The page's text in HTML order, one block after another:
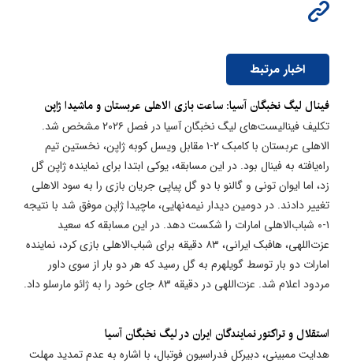
اخبار مرتبط
فینال لیگ نخبگان آسیا: ساعت بازی الاهلی عربستان و ماشیدا ژاپن
تکلیف فینالیست‌های لیگ نخبگان آسیا در فصل ۲۰۲۶ مشخص شد.
الاهلی عربستان با کامبک ۲-۱ مقابل ویسل کوبه ژاپن، نخستین تیم
راه‌یافته به فینال بود. در این مسابقه، یوکی ابتدا برای نماینده ژاپن گل
زد، اما ایوان تونی و گالنو با دو گل پیاپی جریان بازی را به سود الاهلی
تغییر دادند. در دومین دیدار نیمه‌نهایی، ماچیدا ژاپن موفق شد با نتیجه
۱-۰ شباب‌الاهلی امارات را شکست دهد. در این مسابقه که سعید
عزت‌اللهی، هافبک ایرانی، ۸۳ دقیقه برای شباب‌الاهلی بازی کرد، نماینده
امارات دو بار توسط گویلهرم به گل رسید که هر دو بار از سوی داور
مردود اعلام شد. عزت‌اللهی در دقیقه ۸۳ جای خود را به ژائو مارسلو داد.
استقلال و تراکتور نمایندگان ایران در لیگ نخبگان آسیا
هدایت ممبینی، دبیرکل فدراسیون فوتبال، با اشاره به عدم تمدید مهلت